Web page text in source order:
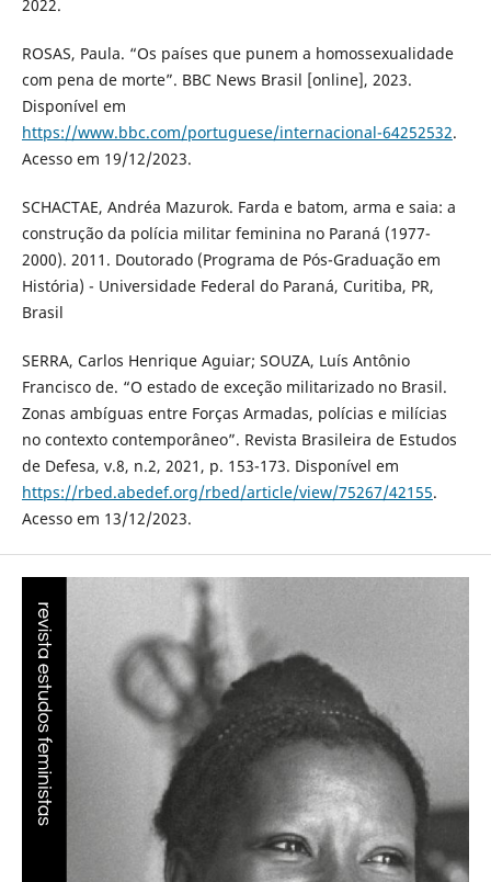
2022.
ROSAS, Paula. “Os países que punem a homossexualidade
com pena de morte”. BBC News Brasil [online], 2023.
Disponível em
https://www.bbc.com/portuguese/internacional-64252532.
Acesso em 19/12/2023.
SCHACTAE, Andréa Mazurok. Farda e batom, arma e saia: a
construção da polícia militar feminina no Paraná (1977-
2000). 2011. Doutorado (Programa de Pós-Graduação em
História) - Universidade Federal do Paraná, Curitiba, PR,
Brasil
SERRA, Carlos Henrique Aguiar; SOUZA, Luís Antônio
Francisco de. “O estado de exceção militarizado no Brasil.
Zonas ambíguas entre Forças Armadas, polícias e milícias
no contexto contemporâneo”. Revista Brasileira de Estudos
de Defesa, v.8, n.2, 2021, p. 153-173. Disponível em
https://rbed.abedef.org/rbed/article/view/75267/42155.
Acesso em 13/12/2023.